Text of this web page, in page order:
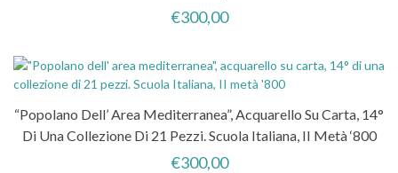
€300,00
“Popolano Dell’ Area Mediterranea”, Acquarello Su Carta, 14°
Di Una Collezione Di 21 Pezzi. Scuola Italiana, II Metà ‘800
€300,00